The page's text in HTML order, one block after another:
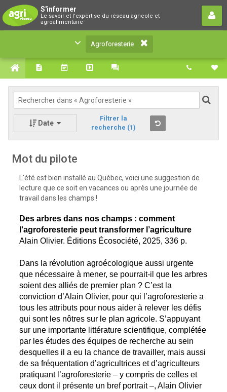
S'informer
Le savoir et l'expertise du réseau agricole et
agroalimentaire
Agroforesterie
Le savoir et l'expertise du réseau agricole et
agroalimentaire
Agroforesterie
Date
Filtrer la
recherche (1)
Mot du pilote
L'été est bien installé au Québec, voici une suggestion de
lecture que ce soit en vacances ou après une journée de
travail dans les champs !
Des arbres dans nos champs : comment
l'agroforesterie peut transformer l’agriculture
Alain Olivier. Éditions Écosociété, 2025, 336 p.
Dans la révolution agroécologique aussi urgente
que nécessaire à mener, se pourrait-il que les arbres
soient des alliés de premier plan ? C’est la
conviction d’Alain Olivier, pour qui l’agroforesterie a
tous les attributs pour nous aider à relever les défis
qui sont les nôtres sur le plan agricole. S’appuyant
sur une importante littérature scientifique, complétée
par les études des équipes de recherche au sein
desquelles il a eu la chance de travailler, mais aussi
de sa fréquentation d’agricultrices et d’agriculteurs
pratiquant l’agroforesterie – y compris de celles et
ceux dont il présente un bref portrait –, Alain Olivier